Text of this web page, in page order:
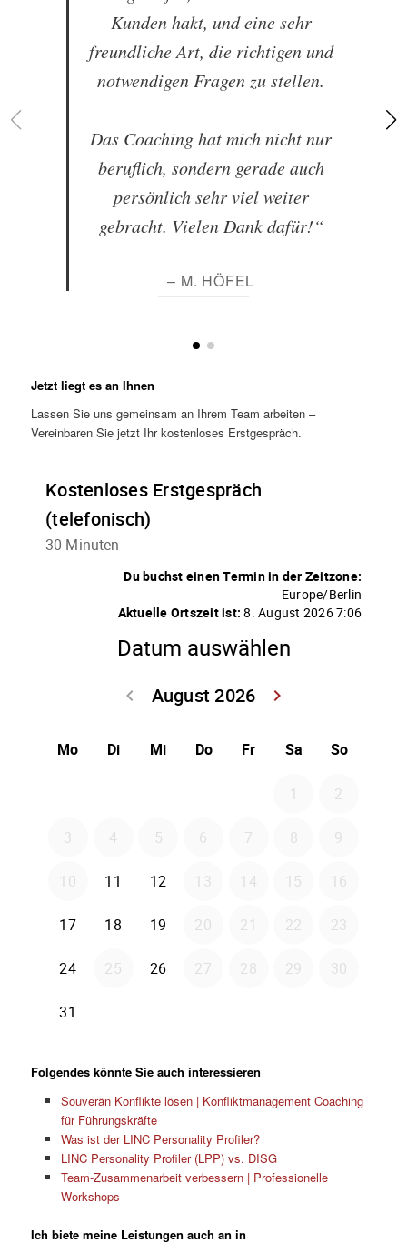
Kunden hakt, und eine sehr
freundliche Art, die richtigen und
notwendigen Fragen zu stellen.
Das Coaching hat mich nicht nur
beruflich, sondern gerade auch
persönlich sehr viel weiter
gebracht. Vielen Dank dafür!“
– M. HÖFEL
Jetzt liegt es an Ihnen
Lassen Sie uns gemeinsam an Ihrem Team arbeiten –
Vereinbaren Sie jetzt Ihr kostenloses Erstgespräch.
Folgendes könnte Sie auch interessieren
Souverän Konflikte lösen | Konfliktmanagement Coaching
für Führungskräfte
Was ist der LINC Personality Profiler?
LINC Personality Profiler (LPP) vs. DISG
Team-Zusammenarbeit verbessern | Professionelle
Workshops
Ich biete meine Leistungen auch an in